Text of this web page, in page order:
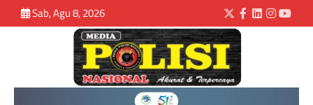
Sab, Agu 8, 2026